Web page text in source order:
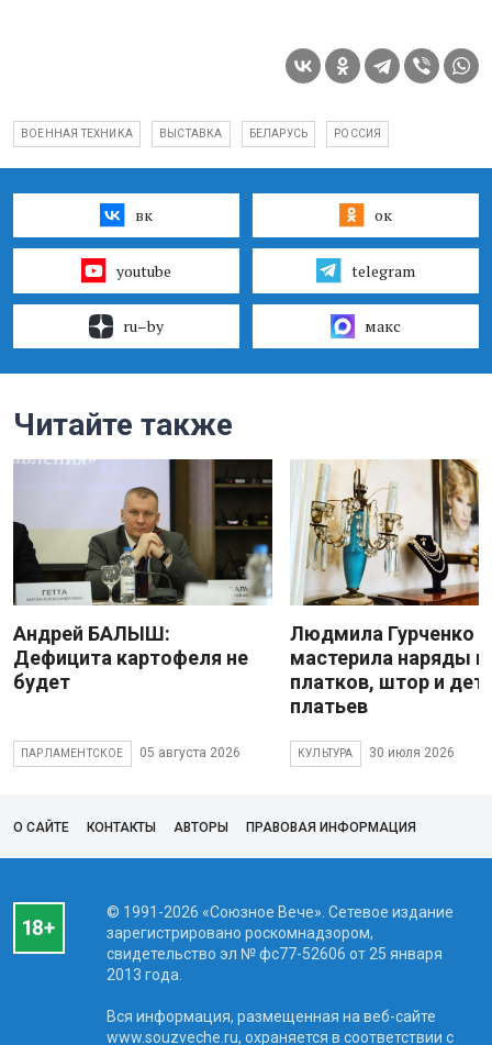
ВОЕННАЯ ТЕХНИКА ВЫСТАВКА БЕЛАРУСЬ РОССИЯ
вк ок
youtube telegram
ru–by макс
Читайте также
Андрей БАЛЫШ:
Дефицита картофеля не
будет
ПАРЛАМЕНТСКОЕ 05 августа 2026
Людмила Гурченко
мастерила наряды
платков, штор и
платьев
КУЛЬТУРА 30 июля 2026
О САЙТЕ КОНТАКТЫ АВТОРЫ ПРАВОВАЯ ИНФОРМАЦИЯ
© 1991-2026 «Союзное Вече». Сетевое издание
зарегистрировано роскомнадзором,
свидетельство эл № фc77-52606 от 25 января
2013 года.
Вся информация, размещенная на веб-сайте
www.souzveche.ru, охраняется в соответствии с